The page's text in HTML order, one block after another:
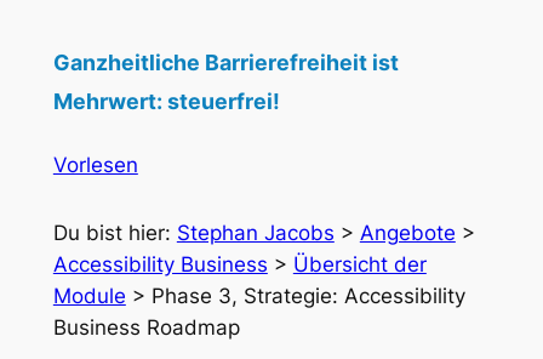
Ganzheitliche Barrierefreiheit ist
Mehrwert: steuerfrei!
Vorlesen
Du bist hier: Stephan Jacobs > Angebote >
Accessibility Business > Übersicht der
Module > Phase 3, Strategie: Accessibility
Business Roadmap